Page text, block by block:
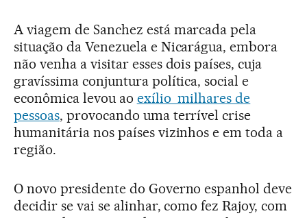
A viagem de Sanchez está marcada pela
situação da Venezuela e Nicarágua, embora
não venha a visitar esses dois países, cuja
gravíssima conjuntura política, social e
econômica levou ao exílio milhares de
pessoas, provocando uma terrível crise
humanitária nos países vizinhos e em toda a
região.
O novo presidente do Governo espanhol deve
decidir se vai se alinhar, como fez Rajoy, com